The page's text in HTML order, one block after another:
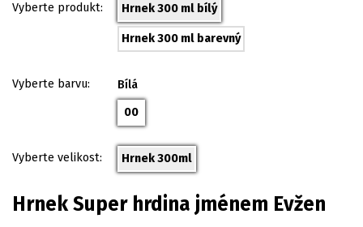
Hrnek Super hrdina jménem Evžen
Vyberte produkt: Hrnek 300 ml bílý
Hrnek 300 ml barevný
Vyberte barvu:
Bílá
00
Vyberte velikost: Hrnek 300ml